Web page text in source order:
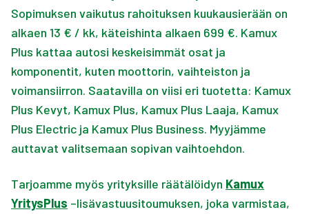
Sopimuksen vaikutus rahoituksen kuukausierään on
alkaen 13 € / kk, käteishinta alkaen 699 €. Kamux
Plus kattaa autosi keskeisimmät osat ja
komponentit, kuten moottorin, vaihteiston ja
voimansiirron. Saatavilla on viisi eri tuotetta: Kamux
Plus Kevyt, Kamux Plus, Kamux Plus Laaja, Kamux
Plus Electric ja Kamux Plus Business. Myyjämme
auttavat valitsemaan sopivan vaihtoehdon.
Tarjoamme myös yrityksille räätälöidyn Kamux
YritysPlus –lisävastuusitoumuksen, joka varmistaa,